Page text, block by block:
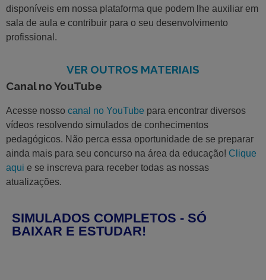
disponíveis em nossa plataforma que podem lhe auxiliar em
sala de aula e contribuir para o seu desenvolvimento
profissional.
VER OUTROS MATERIAIS
Canal no YouTube
Acesse nosso canal no YouTube para encontrar diversos
vídeos resolvendo simulados de conhecimentos
pedagógicos. Não perca essa oportunidade de se preparar
ainda mais para seu concurso na área da educação! Clique
aqui e se inscreva para receber todas as nossas
atualizações.
SIMULADOS COMPLETOS - SÓ
BAIXAR E ESTUDAR!